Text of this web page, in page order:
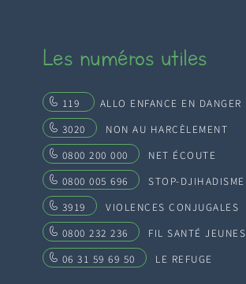
Les numéros utiles
119
ALLO ENFANCE EN DANGER
3020
NON AU HARCÈLEMENT
0800 200 000
NET ÉCOUTE
0800 005 696
STOP-DJIHADISME
3919
VIOLENCES CONJUGALES
0800 232 236
FIL SANTÉ JEUNES
06 31 59 69 50
LE REFUGE